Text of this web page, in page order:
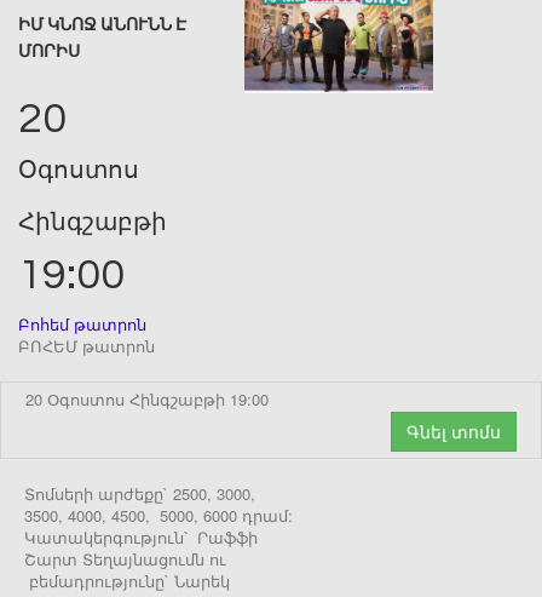
ԻՄ ԿՆՈՋ ԱՆՈՒՆՆ Է
ՄՈՐԻՍ
20
Օգոստոս
Հինգշաբթի
19:00
Բոհեմ թատրոն
ԲՈՀԵՄ թատրոն
20 Օգոստոս Հինգշաբթի 19:00
Գնել տոմս
Տոմսերի արժեքը` 2500, 3000,
3500, 4000, 4500, 5000, 6000 դրամ:
Կատակերգություն՝ Րաֆֆի
Շարտ Տեղայնացումն ու
բեմադրությունը` Նարեկ